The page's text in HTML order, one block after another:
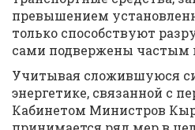
превышением
только способствуют
сами подвержены частым
Учитывая сложившуюся
энергетике, связанной с
Кабинетом Министров